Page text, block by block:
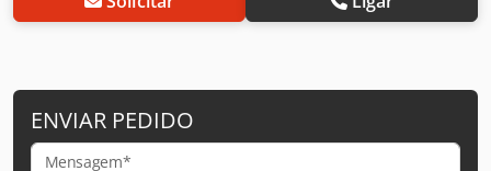
ENVIAR PEDIDO
Mensagem*